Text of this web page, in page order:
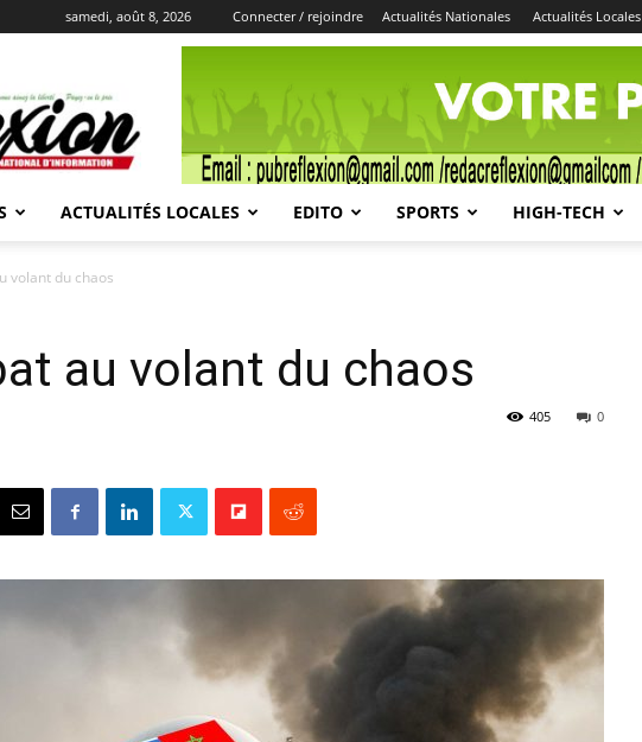
samedi, août 8, 2026 Connecter / rejoindre Actualités Nationales Actualités Locales
ACTUALITÉS LOCALES EDITO SPORTS HIGH-TECH
volant du chaos
au volant du chaos
0
405